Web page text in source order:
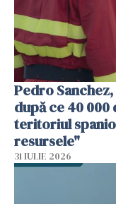
Pedro
după ce 40
teritoriul
resursele"
31 IULIE 2026